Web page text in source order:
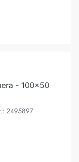
- 100x50
2495897